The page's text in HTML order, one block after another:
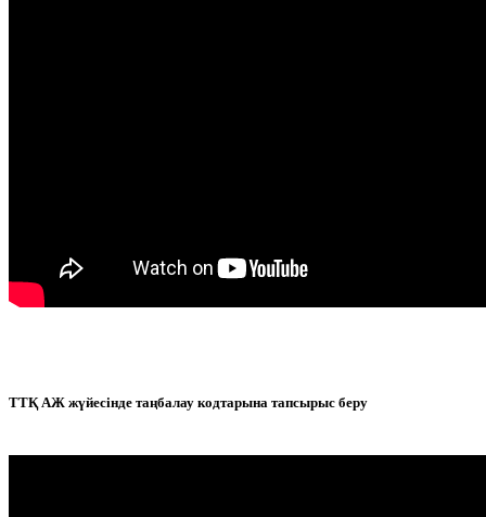
ТТҚ АЖ жүйесінде таңбалау кодтарына тапсырыс беру